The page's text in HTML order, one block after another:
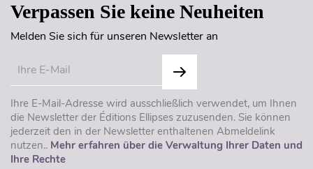
Verpassen Sie keine Neuheiten
Melden Sie sich für unseren Newsletter an
Ihre E-Mail-Adresse wird ausschließlich verwendet, um Ihnen
die Newsletter der Éditions Ellipses zuzusenden. Sie können
jederzeit den in der Newsletter enthaltenen Abmeldelink
nutzen.. Mehr erfahren über die Verwaltung Ihrer Daten und
Ihre Rechte